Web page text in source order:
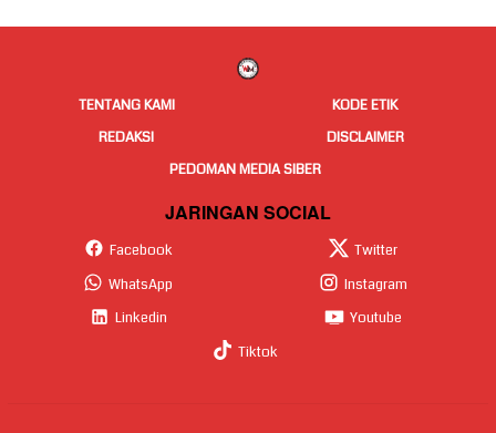
TENTANG KAMI
KODE ETIK
REDAKSI
DISCLAIMER
PEDOMAN MEDIA SIBER
JARINGAN SOCIAL
Facebook
Twitter
WhatsApp
Instagram
Linkedin
Youtube
Tiktok